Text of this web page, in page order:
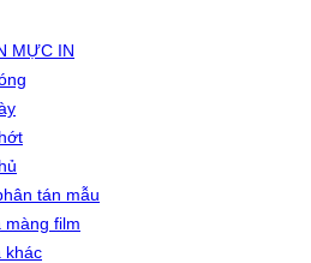
MỰC IN
tán mẫu
màng film
khác